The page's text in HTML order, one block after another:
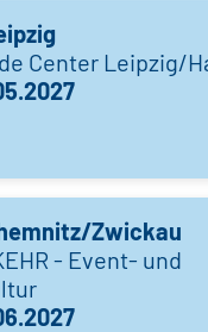
Center Leipzig/
Zwickau
- Event- und